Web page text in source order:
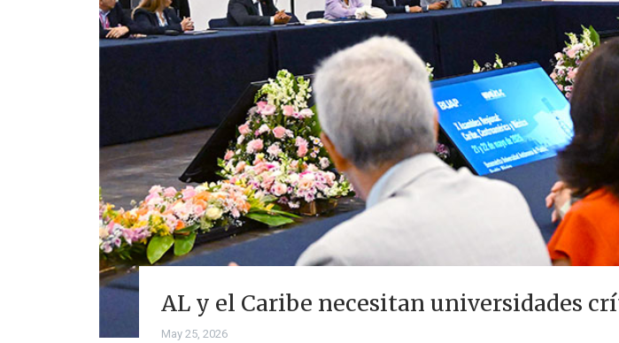
AL y el Caribe necesitan universidades
May 25, 2026